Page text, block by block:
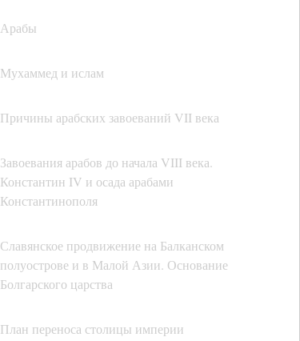
Арабы
Мухаммед и ислам
Причины арабских завоеваний VII века
Завоевания арабов до начала VIII века.
Константин IV и осада арабами
Константинополя
Славянское продвижение на Балканском
полуострове и в Малой Азии. Основание
Болгарского царства
План переноса столицы империи